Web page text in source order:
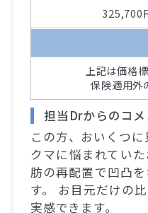
325,700
上記は価格
保険適用外
担当Drからのコメ
この方、おいくつ
クマに悩まれてい
肪の再配置で凹凸
す。 お目元だけの
実感できます。